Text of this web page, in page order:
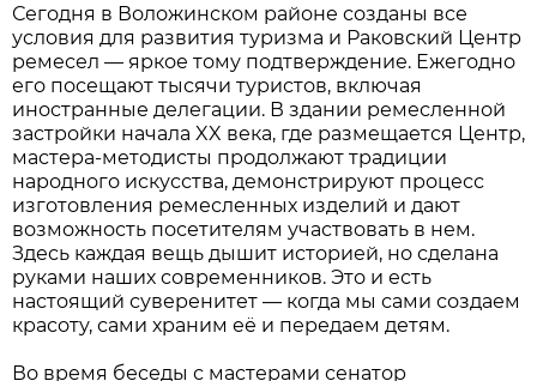
Сегодня в Воложинском районе созданы все
условия для развития туризма и Раковский Центр
ремесел — яркое тому подтверждение. Ежегодно
его посещают тысячи туристов, включая
иностранные делегации. В здании ремесленной
застройки начала XX века, где размещается Центр,
мастера-методисты продолжают традиции
народного искусства, демонстрируют процесс
изготовления ремесленных изделий и дают
возможность посетителям участвовать в нем.
Здесь каждая вещь дышит историей, но сделана
руками наших современников. Это и есть
настоящий суверенитет — когда мы сами создаем
красоту, сами храним её и передаем детям.
Во время беседы с мастерами сенатор